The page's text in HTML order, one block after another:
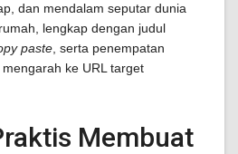
dan mendalam seputar dunia
lengkap dengan judul
paste , serta penempatan
ke URL target
Membuat